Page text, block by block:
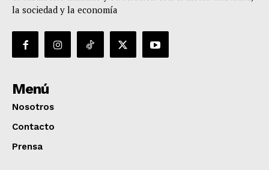
la sociedad y la economía
Menú
Nosotros
Contacto
Prensa